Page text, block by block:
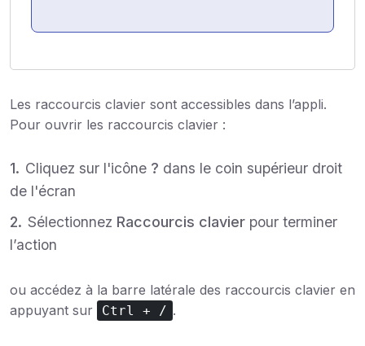
Les raccourcis clavier sont accessibles dans l’appli.
Pour ouvrir les raccourcis clavier :
Cliquez sur l'icône ? dans le coin supérieur droit
de l'écran
Sélectionnez Raccourcis clavier pour terminer
l’action
ou accédez à la barre latérale des raccourcis clavier en
appuyant sur
Ctrl + / .